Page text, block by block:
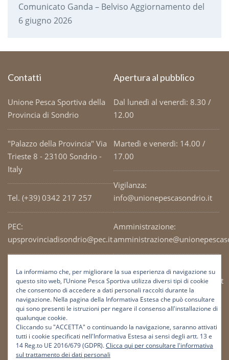
Comunicato Ganda – Belviso Aggiornamento del
6 giugno 2026
Contatti
Unione Pesca Sportiva della
Provincia di Sondrio
"Palazzo della Provincia" Via
Trieste 8 - 23100 Sondrio -
Italy
Tel. (+39) 0342 217 257
PEC:
upsprovinciadisondrio@pec.it
Codice Fiscale: 93003690141
Apertura al pubblico
Dal lunedì al venerdì: 8.30 /
12.00
Martedì e venerdì: 14.00 /
17.00
Vigilanza:
info@unionepescasondrio.it
Amministrazione:
Ufficio tecnico:
tecnico@unionepescasondrio.it
Informazioni:
info@unionepescasondrio.it
La informiamo che, per migliorare la sua esperienza di navigazione su
questo sito web, l’Unione Pesca Sportiva utilizza diversi tipi di cookie
che consentono di accedere a dati personali raccolti durante la
navigazione. Nella pagina della Informativa Estesa che può consultare
qui sono presenti le istruzioni per negare il consenso all'installazione di
qualunque cookie.
Cliccando su "ACCETTA" o continuando la navigazione, saranno attivati
tutti i cookie specificati nell'Informativa Estesa ai sensi degli artt. 13 e
14 Reg.to UE 2016/679 (GDPR).Clicca qui per consultare l'informativa
sul trattamento dei dati personali